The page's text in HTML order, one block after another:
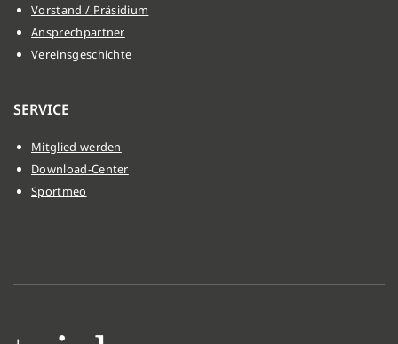
Vorstand / Präsidium
Ansprechpartner
Vereinsgeschichte
SERVICE
Mitglied werden
Download-Center
Sportmeo